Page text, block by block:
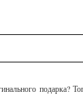
подарка?